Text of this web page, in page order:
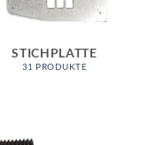
STICHPLATTE
31 PRODUKTE